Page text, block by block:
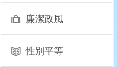
廉潔政風
性別平等